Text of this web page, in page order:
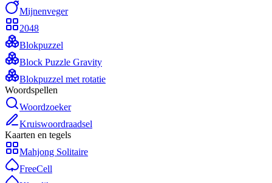
Mijnenveger
2048
Blokpuzzel
Block Puzzle Gravity
Blokpuzzel met rotatie
Woordspellen
Woordzoeker
Kruiswoordraadsel
Kaarten en tegels
Mahjong Solitaire
FreeCell